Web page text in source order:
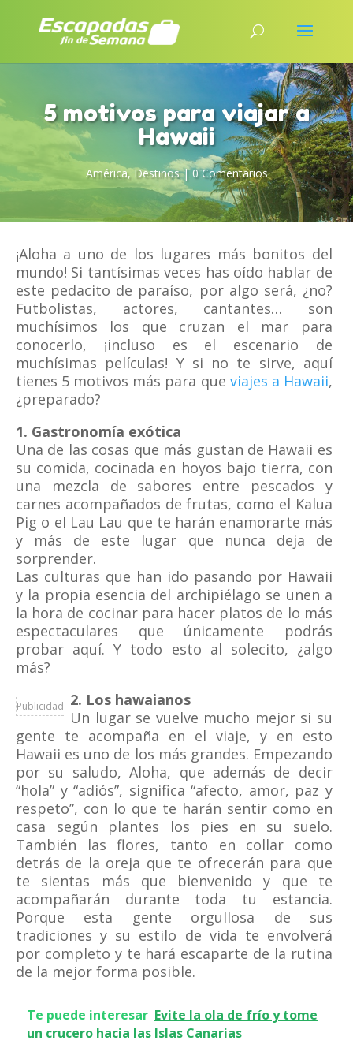
5 motivos para viajar a
Hawaii
América,Destinos|0 Comentarios
¡Aloha a uno de los lugares más bonitos del
mundo! Si tantísimas veces has oído hablar de
este pedacito de paraíso, por algo será, ¿no?
Futbolistas, actores, cantantes… son
muchísimos los que cruzan el mar para
conocerlo, ¡incluso es el escenario de
muchísimas películas! Y si no te sirve, aquí
tienes 5 motivos más para que viajes a Hawaii,
¿preparado?
1. Gastronomía exótica
Una de las cosas que más gustan de Hawaii es
su comida, cocinada en hoyos bajo tierra, con
una mezcla de sabores entre pescados y
carnes acompañados de frutas, como el Kalua
Pig o el Lau Lau que te harán enamorarte más
y más de este lugar que nunca deja de
sorprender.
Las culturas que han ido pasando por Hawaii
y la propia esencia del archipiélago se unen a
la hora de cocinar para hacer platos de lo más
espectaculares que únicamente podrás
probar aquí. Y todo esto al solecito, ¿algo
más?
Publicidad 2. Los hawaianos
Un lugar se vuelve mucho mejor si su
gente te acompaña en el viaje, y en esto
Hawaii es uno de los más grandes. Empezando
por su saludo, Aloha, que además de decir
“hola” y “adiós”, significa “afecto, amor, paz y
respeto”, con lo que te harán sentir como en
casa según plantes los pies en su suelo.
También las flores, tanto en collar como
detrás de la oreja que te ofrecerán para que
te sientas más que bienvenido y que te
acompañarán durante toda tu estancia.
Porque esta gente orgullosa de sus
tradiciones y su estilo de vida te envolverá
por completo y te hará escaparte de la rutina
de la mejor forma posible.
Te puede interesar Evite la ola de frío y tome
un crucero hacia las Islas Canarias